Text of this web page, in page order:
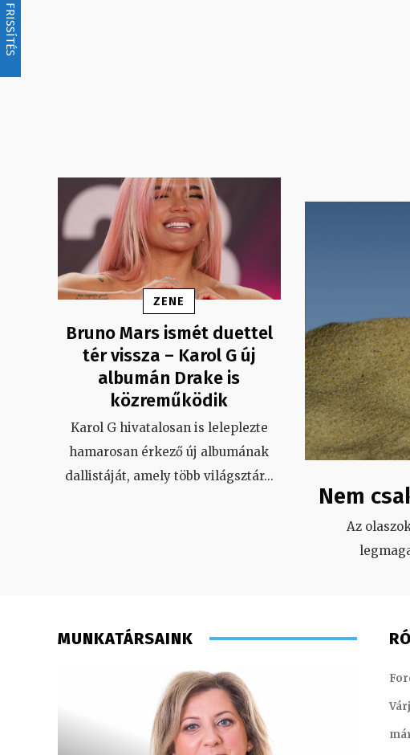
FRISSÍTÉS
ZENE
Bruno Mars ismét duettel
tér vissza – Karol G új
albumán Drake is
közreműködik
Karol G hivatalosan is leleplezte
hamarosan érkező új albumának
dallistáját, amely több világsztár...
Nem
Az
MUNKATÁRSAINK